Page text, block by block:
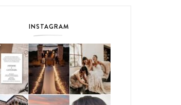
INSTAGRAM